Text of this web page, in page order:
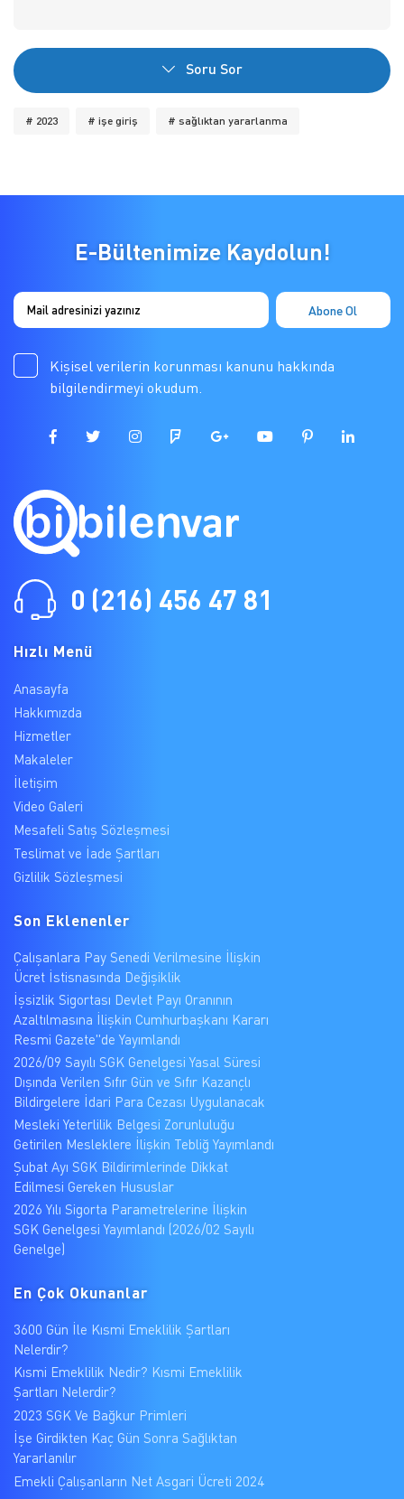
Soru Sor
# 2023 # işe giriş # sağlıktan yararlanma
E-Bültenimize Kaydolun!
Kişisel verilerin korunması kanunu hakkında
bilgilendirmeyi okudum.
0 (216) 456 47 81
Hızlı Menü
Anasayfa
Hakkımızda
Hizmetler
Makaleler
İletişim
Video Galeri
Mesafeli Satış Sözleşmesi
Teslimat ve İade Şartları
Gizlilik Sözleşmesi
Son Eklenenler
Çalışanlara Pay Senedi Verilmesine İlişkin
Ücret İstisnasında Değişiklik
İşsizlik Sigortası Devlet Payı Oranının
Azaltılmasına İlişkin Cumhurbaşkanı Kararı
Resmi Gazete"de Yayımlandı
2026/09 Sayılı SGK Genelgesi Yasal Süresi
Dışında Verilen Sıfır Gün ve Sıfır Kazançlı
Bildirgelere İdari Para Cezası Uygulanacak
Mesleki Yeterlilik Belgesi Zorunluluğu
Getirilen Mesleklere İlişkin Tebliğ Yayımlandı
Şubat Ayı SGK Bildirimlerinde Dikkat
Edilmesi Gereken Hususlar
2026 Yılı Sigorta Parametrelerine İlişkin
SGK Genelgesi Yayımlandı (2026/02 Sayılı
Genelge)
En Çok Okunanlar
3600 Gün İle Kısmi Emeklilik Şartları
Nelerdir?
Kısmi Emeklilik Nedir? Kısmi Emeklilik
Şartları Nelerdir?
2023 SGK Ve Bağkur Primleri
İşe Girdikten Kaç Gün Sonra Sağlıktan
Yararlanılır
Emekli Çalışanların Net Asgari Ücreti 2024